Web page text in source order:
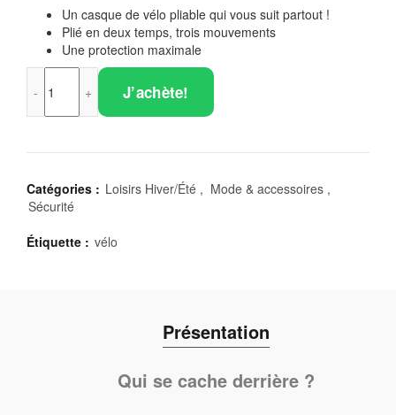
Un casque de vélo pliable qui vous suit partout !
Plié en deux temps, trois mouvements
Une protection maximale
quantité de Casque de Vélo Pliable
J’achète!
Catégories : Loisirs Hiver/Été , Mode & accessoires ,
Sécurité
Étiquette : vélo
Présentation
Qui se cache derrière ?